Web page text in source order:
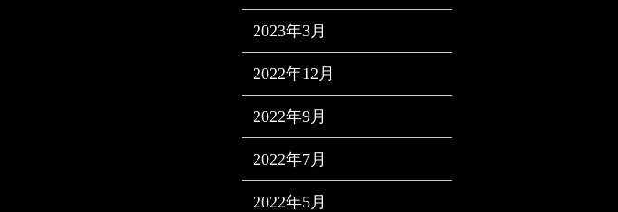
2023年3月
2022年12月
2022年9月
2022年7月
2022年5月